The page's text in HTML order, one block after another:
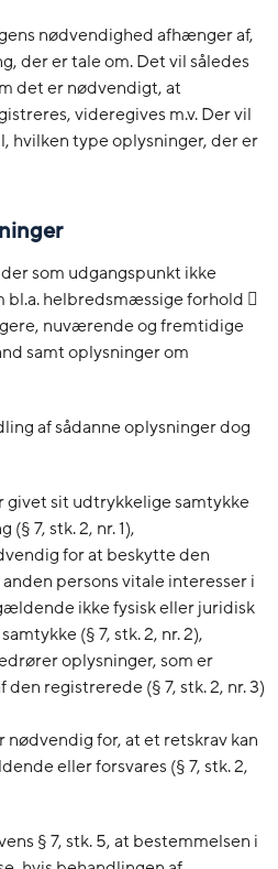
nødvendighed afhænger af,
der er tale om. Det vil således
det er nødvendigt, at
videregives m.v. Der vil
hvilken type oplysninger, der er
der som udgangspunkt ikke
bl.a. helbredsmæssige forhold 
nuværende og fremtidige
samt oplysninger om
af sådanne oplysninger dog
givet sit udtrykkelige samtykke
7, stk. 2, nr. 1),
for at beskytte den
persons vitale interesser i
ikke fysisk eller juridisk
(§ 7, stk. 2, nr. 2),
oplysninger, som er
registrerede (§ 7, stk. 2, nr. 3)
nødvendig for, at et retskrav kan
eller forsvares (§ 7, stk. 2,
§ 7, stk. 5, at bestemmelsen i